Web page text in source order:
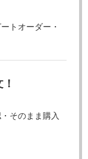
トオーダー・
そのまま購入